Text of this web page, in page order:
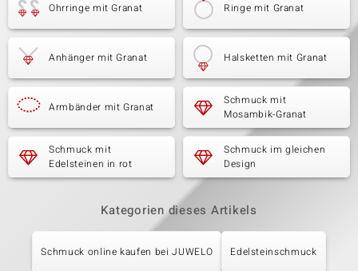
Ohrringe mit Granat Ringe mit Granat
Anhänger mit Granat Halsketten mit Granat
Armbänder mit Granat
Schmuck mit
Mosambik-Granat
Schmuck mit
Edelsteinen in rot
Schmuck im gleichen
Design
Kategorien dieses Artikels
Schmuck online kaufen bei JUWELO Edelsteinschmuck